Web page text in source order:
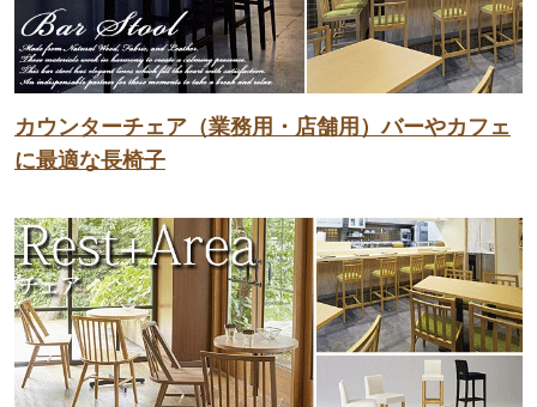
カウンターチェア（業務用・店舗用）バーやカフェ
に最適な長椅子